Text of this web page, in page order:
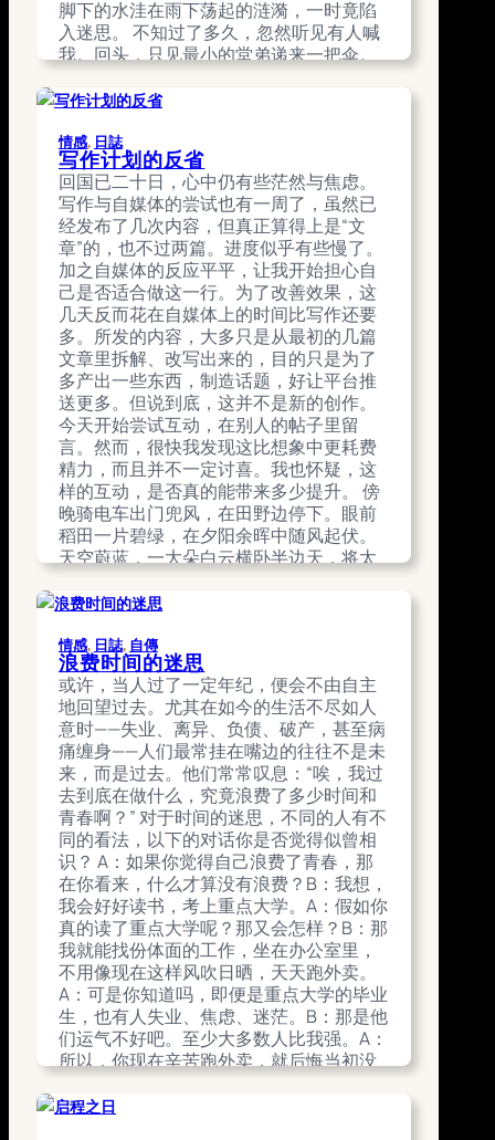
气。在广州，从一间医院转往另一间医
院，在不同科室里等候、检查……在漫长的
治疗中，父母倾尽所有，欠债累累，最后
场病到底在我的人生路上刻下了怎样的烙
期。吃药、打针、复查……生活不知不觉间
已彻底变了，我甚至记不起大病前的生活
是怎样的。 随着时间的拉远，尽管我逐渐
痊愈，慢慢地变回一个健康的孩子，每当
被谈及此事，我总感到很不自在。印象最
深刻的情形，是人们一次又一次在面前，
压低声音问家人：“这个就是那个……？”就
像在谈论一个怪物。那时我说不清是怎样
的感受，只觉得自己有问题，只想远远地
躲开，什么人也不见。…
September 28, 2025
脚下的水洼在雨下荡起的涟漪，一时竟陷
入迷思。 不知过了多久，忽然听见有人喊
我。回头，只见最小的堂弟递来一把伞。
一个星期了。”他说完，提起最大的行李箱
背影，心想他似乎又长高了。 “这个暑期没
去打工？”…
September 1, 2025
情感, 日誌
写作计划的反省
回国已二十日，心中仍有些茫然与焦虑。
写作与自媒体的尝试也有一周了，虽然已
经发布了几次内容，但真正算得上是“文
章”的，也不过两篇。进度似乎有些慢了。
加之自媒体的反应平平，让我开始担心自
己是否适合做这一行。为了改善效果，这
几天反而花在自媒体上的时间比写作还要
多。所发的内容，大多只是从最初的几篇
文章里拆解、改写出来的，目的只是为了
多产出一些东西，制造话题，好让平台推
送更多。但说到底，这并不是新的创作。
今天开始尝试互动，在别人的帖子里留
言。然而，很快我发现这比想象中更耗费
精力，而且并不一定讨喜。我也怀疑，这
样的互动，是否真的能带来多少提升。 傍
晚骑电车出门兜风，在田野边停下。眼前
稻田一片碧绿，在夕阳余晖中随风起伏。
天空蔚蓝，一大朵白云横卧半边天，将太
逸。就在这片刻的静谧里，心头的烦恼似
我是不是已经偏离了原先的计划？ 我的计
划，是写一本书，一部关于我人生的书——
我的自传。当初的构想，是先在自媒体上
连载部分内容，一来能兼顾写作与传播，
二来也可测试受众的反应。然而，眼下因
为自媒体成效不佳，我反倒陷入怀疑，把
重心放在如何提升流量上，渐渐忘了初
衷。 请你记住，你这一年的目标，是写
作。自媒体固然要做，但不能喧宾夺主。
每周至少四天要专注在写作上，自媒体留
到晚上，或者集中在一两天处理即可。至
于经济上的压力，也要提上日程，开始寻
找合适的兼职。不要局限于国内，试着放
眼全球。
August 22, 2025
情感, 日誌, 自傳
浪费时间的迷思
或许，当人过了一定年纪，便会不由自主
地回望过去。尤其在如今的生活不尽如人
意时——失业、离异、负债、破产，甚至病
痛缠身——人们最常挂在嘴边的往往不是未
来，而是过去。他们常常叹息：“唉，我过
去到底在做什么，究竟浪费了多少时间和
青春啊？” 对于时间的迷思，不同的人有不
同的看法，以下的对话你是否觉得似曾相
识？ A：如果你觉得自己浪费了青春，那
在你看来，什么才算没有浪费？B：我想，
我会好好读书，考上重点大学。A：假如你
真的读了重点大学呢？那又会怎样？B：那
我就能找份体面的工作，坐在办公室里，
不用像现在这样风吹日晒，天天跑外卖。
A：可是你知道吗，即便是重点大学的毕业
生，也有人失业、焦虑、迷茫。B：那是他
们运气不好吧。至少大多数人比我强。A：
所以，你现在辛苦跑外卖，就后悔当初没
A：那你觉得，既然后悔当初没有努力，现